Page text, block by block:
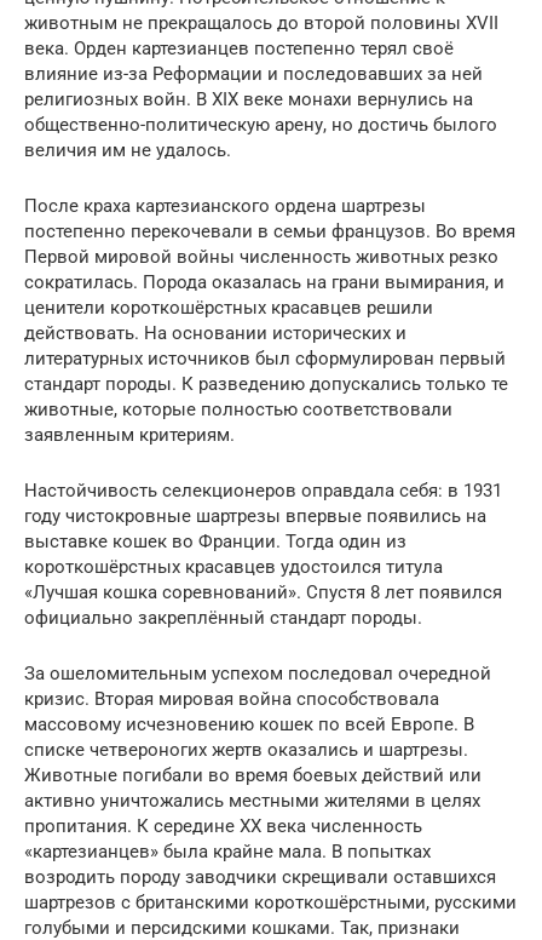
животным не прекращалось до второй половины XVII
века. Орден картезианцев постепенно терял своё
влияние из-за Реформации и последовавших за ней
религиозных войн. В XIX веке монахи вернулись на
общественно-политическую арену, но достичь былого
величия им не удалось.
После краха картезианского ордена шартрезы
постепенно перекочевали в семьи французов. Во время
Первой мировой войны численность животных резко
сократилась. Порода оказалась на грани вымирания, и
ценители короткошёрстных красавцев решили
действовать. На основании исторических и
литературных источников был сформулирован первый
стандарт породы. К разведению допускались только те
животные, которые полностью соответствовали
заявленным критериям.
Настойчивость селекционеров оправдала себя: в 1931
году чистокровные шартрезы впервые появились на
выставке кошек во Франции. Тогда один из
короткошёрстных красавцев удостоился титула
«Лучшая кошка соревнований». Спустя 8 лет появился
официально закреплённый стандарт породы.
За ошеломительным успехом последовал очередной
кризис. Вторая мировая война способствовала
массовому исчезновению кошек по всей Европе. В
списке четвероногих жертв оказались и шартрезы.
Животные погибали во время боевых действий или
активно уничтожались местными жителями в целях
пропитания. К середине XX века численность
«картезианцев» была крайне мала. В попытках
возродить породу заводчики скрещивали оставшихся
шартрезов с британскими короткошёрстными, русскими
голубыми и персидскими кошками. Так, признаки